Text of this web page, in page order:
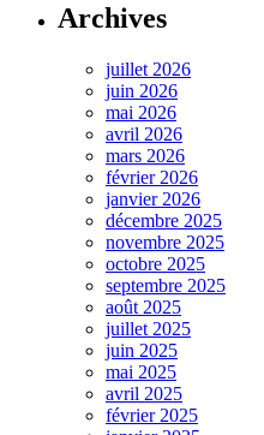
Archives
juillet 2026
juin 2026
mai 2026
avril 2026
mars 2026
février 2026
janvier 2026
décembre 2025
novembre 2025
octobre 2025
septembre 2025
août 2025
juillet 2025
juin 2025
mai 2025
avril 2025
février 2025